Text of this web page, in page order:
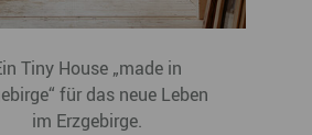
Tiny House „made in
für das neue Leben
im Erzgebirge.